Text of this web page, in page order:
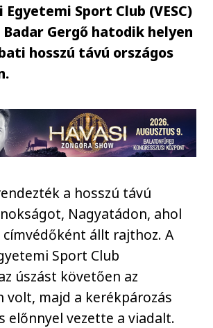
Egyetemi Sport Club (VESC)
Gergő hatodik helyen
hosszú távú országos
a hosszú távú
Nagyatádon, ahol
címvédőként állt rajthoz. A
Sport Club
úszást követően az
volt, majd a kerékpározás
előnnyel vezette a viadalt.